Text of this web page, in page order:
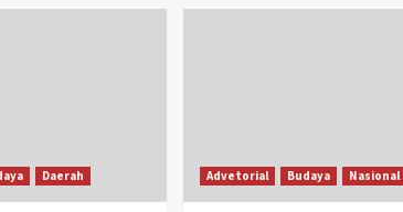
Daerah Advetorial Budaya Nasional